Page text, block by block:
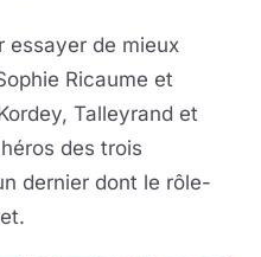
essayer de mieux
Ricaume et
Talleyrand et
des trois
dernier dont le rôle-